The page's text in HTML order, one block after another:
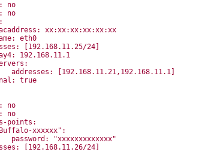
no
no
xx:xx:xx:xx:xx:xx
eth0
[192.168.11.25/24]
192.168.11.1
addresses: [192.168.11.21,192.168.11.1]
true
no
no
points:
xxxxxx":
password: "xxxxxxxxxxxxx"
[192.168.11.26/24]